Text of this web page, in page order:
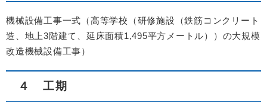
機械設備工事一式（高等学校（研修施設（鉄筋コンクリート
造、地上3階建て、延床面積1,495平方メートル））の大規模
改造機械設備工事）
４ 工期